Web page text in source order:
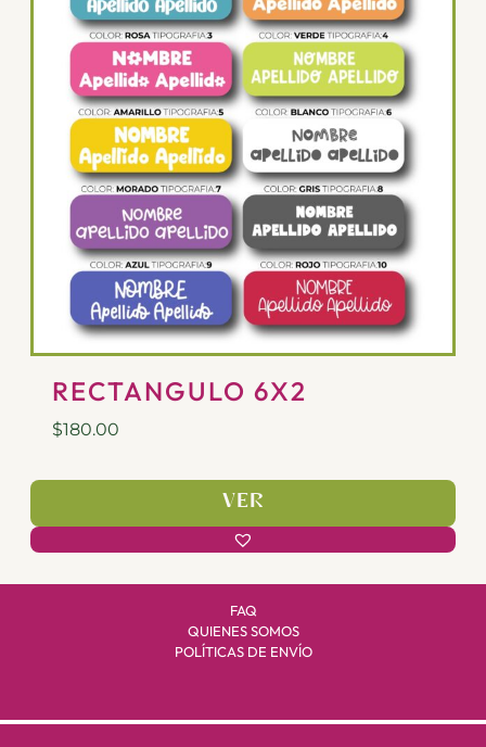
RECTANGULO 6X2
$180.00
VER
FAQ
QUIENES SOMOS
POLÍTICAS DE ENVÍO